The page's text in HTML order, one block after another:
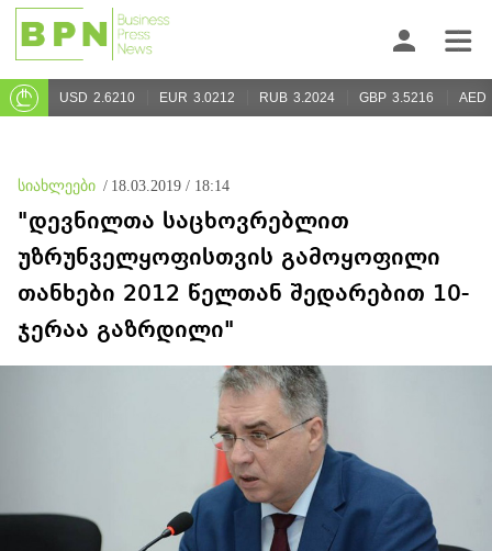
USD 2.6210 EUR 3.0212 RUB 3.2024 GBP 3.5216 AED
სიახლეები / 18.03.2019 / 18:14
"დევნილთა საცხოვრებლით
უზრუნველყოფისთვის გამოყოფილი
თანხები 2012 წელთან შედარებით 10-
ჯერაა გაზრდილი"